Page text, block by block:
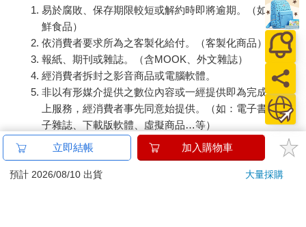
易於腐敗、保存期限較短或解約時即將逾期。（如：生
鮮食品）
依消費者要求所為之客製化給付。（客製化商品）
報紙、期刊或雜誌。（含MOOK、外文雜誌）
經消費者拆封之影音商品或電腦軟體。
非以有形媒介提供之數位內容或一經提供即為完成之線
上服務，經消費者事先同意始提供。（如：電子書、電
子雜誌、下載版軟體、虛擬商品…等）
已拆封之個人衛生用品。（如：內衣褲、刮鬍刀、除毛
刀…等）
若非上列種類商品，均享有到貨7天的猶豫期（含例假
立即結帳 加入購物車
預計 2026/08/10 出貨 大量採購